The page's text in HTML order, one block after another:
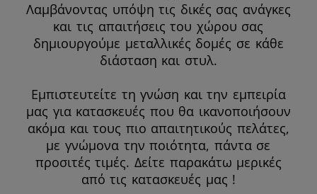
Λαμβάνοντας υπόψη τις δικές σας ανάγκες
και τις απαιτήσεις του χώρου σας
δημιουργούμε μεταλλικές δομές σε κάθε
διάσταση και στυλ.
Εμπιστευτείτε τη γνώση και την εμπειρία
μας για κατασκευές που θα ικανοποιήσουν
ακόμα και τους πιο απαιτητικούς πελάτες,
με γνώμονα την ποιότητα, πάντα σε
προσιτές τιμές. Δείτε παρακάτω μερικές
από τις κατασκευές μας !